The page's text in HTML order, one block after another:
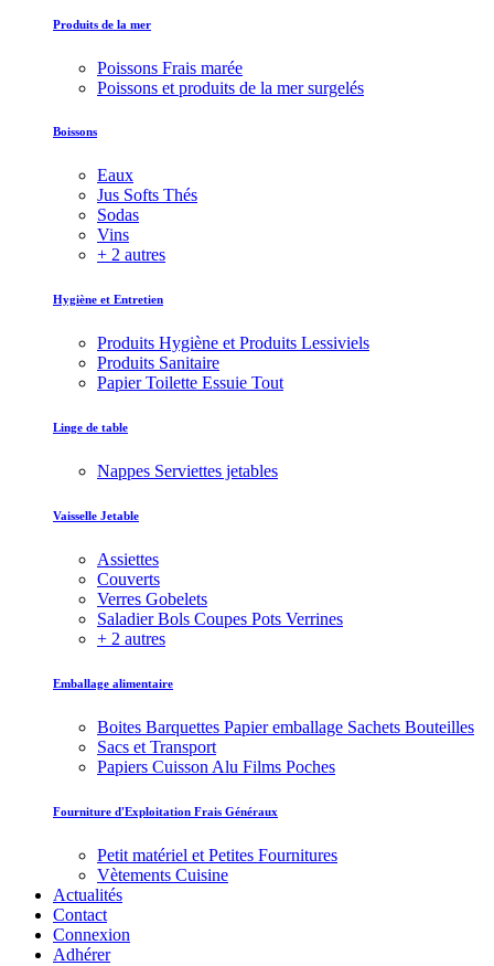
Produits de la mer
Poissons Frais marée
Poissons et produits de la mer surgelés
Boissons
Eaux
Jus Softs Thés
Sodas
Vins
+ 2 autres
Hygiène et Entretien
Produits Hygiène et Produits Lessiviels
Produits Sanitaire
Papier Toilette Essuie Tout
Linge de table
Nappes Serviettes jetables
Vaisselle Jetable
Assiettes
Couverts
Verres Gobelets
Saladier Bols Coupes Pots Verrines
+ 2 autres
Emballage alimentaire
Boites Barquettes Papier emballage Sachets Bouteilles
Sacs et Transport
Papiers Cuisson Alu Films Poches
Fourniture d'Exploitation Frais Généraux
Petit matériel et Petites Fournitures
Vètements Cuisine
Actualités
Contact
Connexion
Adhérer